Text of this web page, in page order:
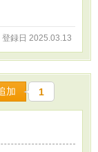
登録日 2025.03.13
加 1